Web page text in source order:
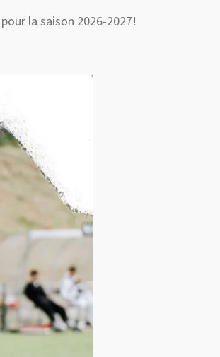
la saison 2026-2027!